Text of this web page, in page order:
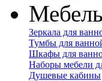
Зеркала для
Тумбы для
Шкафы для
Наборы мебели
Душевые кабины